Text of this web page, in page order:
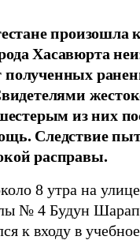
произошла
Хасавюрта
из них
Следствие
расправы.
8 утра на
№ 4 Будун
к входу в